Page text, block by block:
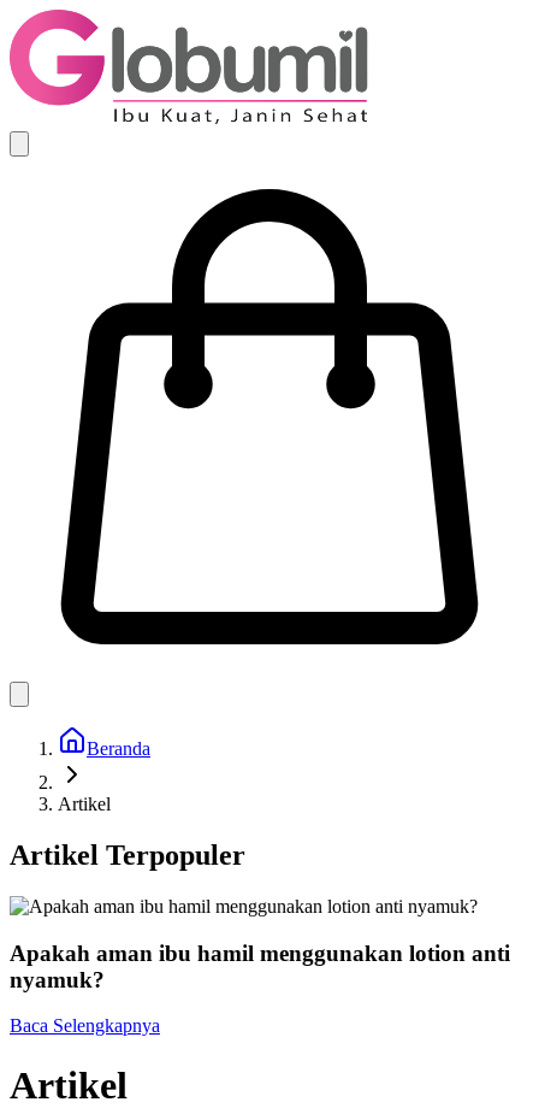
Beranda
Artikel
Artikel Terpopuler
Apakah aman ibu hamil menggunakan lotion anti
nyamuk?
Baca Selengkapnya
Artikel